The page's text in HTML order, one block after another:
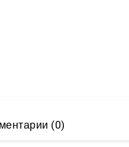
(0)